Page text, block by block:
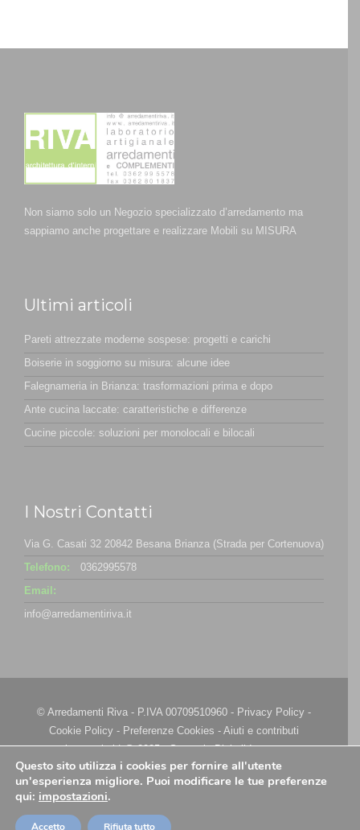
Non siamo solo un Negozio specializzato d’arredamento ma
sappiamo anche progettare e realizzare Mobili su MISURA
Ultimi articoli
Pareti attrezzate moderne sospese: progetti e carichi
Boiserie in soggiorno su misura: alcune idee
Falegnameria in Brianza: trasformazioni prima e dopo
Ante cucina laccate: caratteristiche e differenze
Cucine piccole: soluzioni per monolocali e bilocali
I Nostri Contatti
Via G. Casati 32 20842 Besana Brianza (Strada per Cortenuova)
Telefono:
0362995578
Email:
info@arredamentiriva.it
© Arredamenti Riva - P.IVA 00709510960 - Privacy Policy -
Cookie Policy - Preferenze Cookies - Aiuti e contributi
riconosciuti| @ 2025 - Strategie Digitali Innovea
Questo sito utilizza i cookies per fornire all'utente
un'esperienza migliore. Puoi modificare le tue preferenze
qui: impostazioni.
Accetto Rifiuta tutto